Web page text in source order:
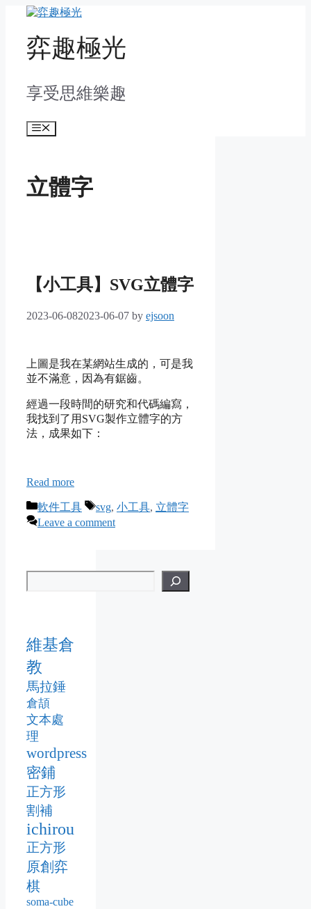
content弈趣極光
享受思維樂趣
Menu
立體字
【小工具】SVG立體字
2023-06-082023-06-07 by ejsoon
上圖是我在某網站生成的，可是我
並不滿意，因為有鋸齒。
經過一段時間的研究和代碼編寫，
我找到了用SVG製作立體字的方
法，成果如下：
Read more
Categories
軟件工具 Tags
svg, 小工具, 立體字
Leave a comment
維基倉
教
馬拉錘
倉頡
文本處
理
wordpress
密鋪
正方形
割補
ichirou
正方形
原創弈
棋
soma-cube